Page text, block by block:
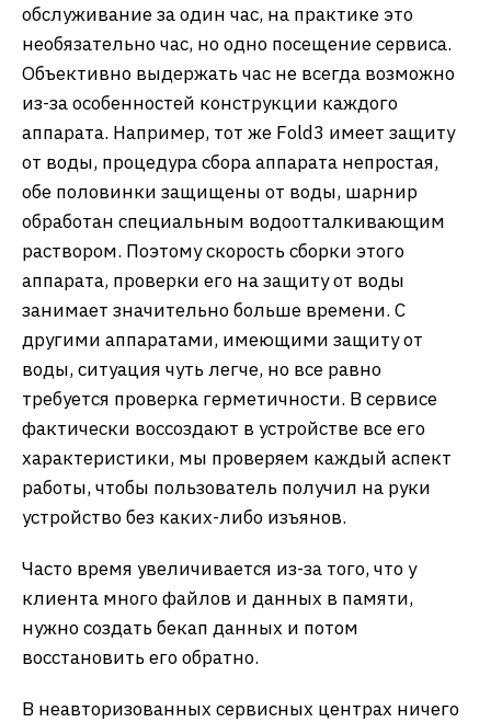
обслуживание за один час, на практике это
необязательно час, но одно посещение сервиса.
Объективно выдержать час не всегда возможно
из-за особенностей конструкции каждого
аппарата. Например, тот же Fold3 имеет защиту
от воды, процедура сбора аппарата непростая,
обе половинки защищены от воды, шарнир
обработан специальным водоотталкивающим
раствором. Поэтому скорость сборки этого
аппарата, проверки его на защиту от воды
занимает значительно больше времени. С
другими аппаратами, имеющими защиту от
воды, ситуация чуть легче, но все равно
требуется проверка герметичности. В сервисе
фактически воссоздают в устройстве все его
характеристики, мы проверяем каждый аспект
работы, чтобы пользователь получил на руки
устройство без каких-либо изъянов.
Часто время увеличивается из-за того, что у
клиента много файлов и данных в памяти,
нужно создать бекап данных и потом
восстановить его обратно.
В неавторизованных сервисных центрах ничего